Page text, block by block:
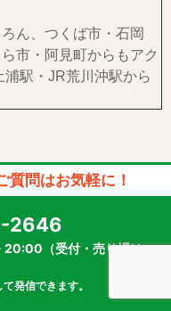
ん、つくば市・石岡
市・阿見町からもアク
浦駅・JR荒川沖駅から
質問はお気軽に！
2646
20:00（受付・売り場は
発信できます。